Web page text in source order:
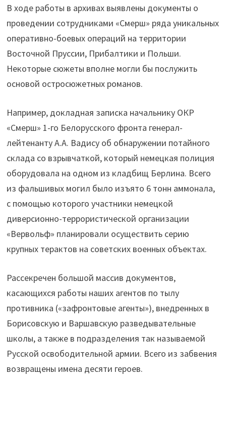
В ходе работы в архивах выявлены документы о
проведении сотрудниками «Смерш» ряда уникальных
оперативно-боевых операций на территории
Восточной Пруссии, Прибалтики и Польши.
Некоторые сюжеты вполне могли бы послужить
основой остросюжетных романов.
Например, докладная записка начальнику ОКР
«Смерш» 1-го Белорусского фронта генерал-
лейтенанту А.А. Вадису об обнаружении потайного
склада со взрывчаткой, который немецкая полиция
оборудовала на одном из кладбищ Берлина. Всего
из фальшивых могил было изъято 6 тонн аммонала,
с помощью которого участники немецкой
диверсионно-террористической организации
«Вервольф» планировали осуществить серию
крупных терактов на советских военных объектах.
Рассекречен большой массив документов,
касающихся работы наших агентов по тылу
противника («зафронтовые агенты»), внедренных в
Борисовскую и Варшавскую разведывательные
школы, а также в подразделения так называемой
Русской освободительной армии. Всего из забвения
возвращены имена десяти героев.